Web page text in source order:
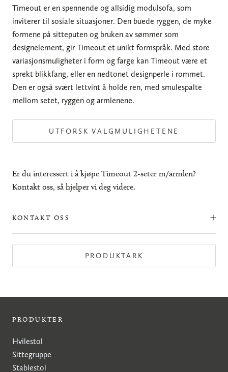
Timeout er en spennende og allsidig modulsofa, som
inviterer til sosiale situasjoner. Den buede ryggen, de myke
formene på sitteputen og bruken av sømmer som
designelement, gir Timeout et unikt formspråk. Med store
variasjonsmuligheter i form og farge kan Timeout være et
sprekt blikkfang, eller en nedtonet designperle i rommet.
Den er også svært lettvint å holde ren, med smulespalte
mellom setet, ryggen og armlenene.
UTFORSK VALGMULIGHETENE
Er du interessert i å kjøpe Timeout 2-seter m/armlen?
Kontakt oss, så hjelper vi deg videre.
KONTAKT OSS
PRODUKTARK
PRODUKTER
Hvilestol
Sittegruppe
Stablestol